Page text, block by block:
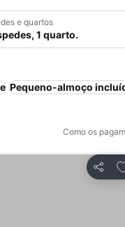
e quartos
1 quarto.
Pequeno-almoço
Como os